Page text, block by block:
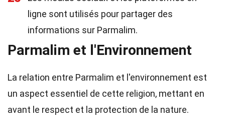
ligne sont utilisés pour partager des
informations sur Parmalim.
Parmalim et l'Environnement
La relation entre Parmalim et l'environnement est
un aspect essentiel de cette religion, mettant en
avant le respect et la protection de la nature.